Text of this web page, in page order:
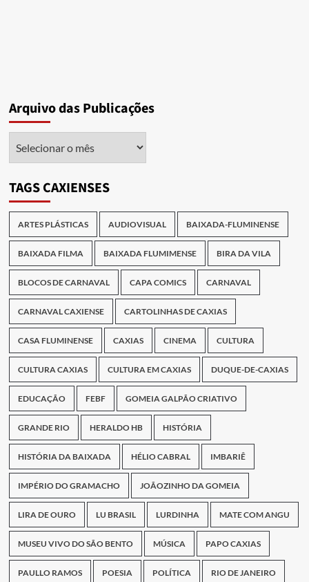
Arquivo das Publicações
TAGS CAXIENSES
ARTES PLÁSTICAS AUDIOVISUAL BAIXADA-FLUMINENSE
BAIXADA FILMA BAIXADA FLUMIMENSE BIRA DA VILA
BLOCOS DE CARNAVAL CAPA COMICS CARNAVAL
CARNAVAL CAXIENSE CARTOLINHAS DE CAXIAS
CASA FLUMINENSE CAXIAS CINEMA CULTURA
CULTURA CAXIAS CULTURA EM CAXIAS DUQUE-DE-CAXIAS
EDUCAÇÃO FEBF GOMEIA GALPÃO CRIATIVO
GRANDE RIO HERALDO HB HISTÓRIA
HISTÓRIA DA BAIXADA HÉLIO CABRAL IMBARIÊ
IMPÉRIO DO GRAMACHO JOÃOZINHO DA GOMEIA
LIRA DE OURO LU BRASIL LURDINHA MATE COM ANGU
MUSEU VIVO DO SÃO BENTO MÚSICA PAPO CAXIAS
PAULLO RAMOS POESIA POLÍTICA RIO DE JANEIRO